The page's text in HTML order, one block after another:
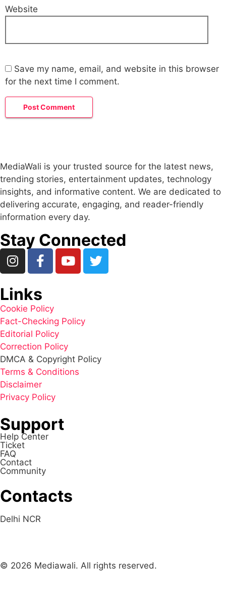
Website
Save my name, email, and website in this browser
for the next time I comment.
MediaWali is your trusted source for the latest news,
trending stories, entertainment updates, technology
insights, and informative content. We are dedicated to
delivering accurate, engaging, and reader-friendly
information every day.
Stay Connected
Links
Cookie Policy
Fact-Checking Policy
Editorial Policy
Correction Policy
DMCA & Copyright Policy
Terms & Conditions
Disclaimer
Privacy Policy
Support
Help Center
Ticket
FAQ
Contact
Community
Contacts
Delhi NCR
© 2026 Mediawali. All rights reserved.